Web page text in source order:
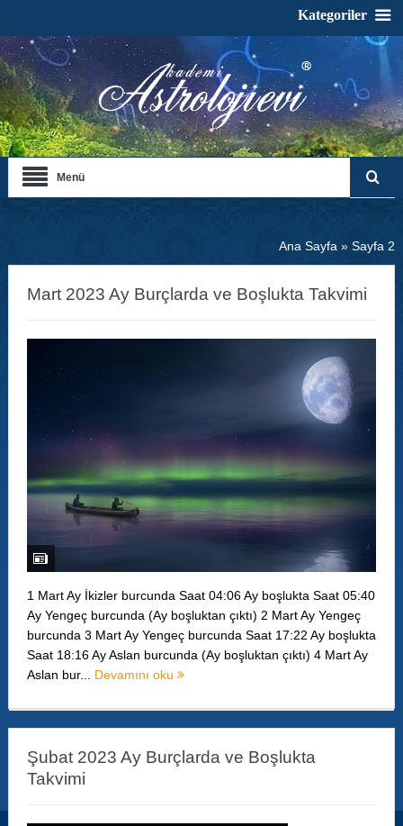
Menü
Ana Sayfa »Sayfa 2
Mart 2023 Ay Burçlarda ve Boşlukta Takvimi
1 Mart Ay İkizler burcunda Saat 04:06 Ay boşlukta Saat 05:40
Ay Yengeç burcunda (Ay boşluktan çıktı) 2 Mart Ay Yengeç
burcunda 3 Mart Ay Yengeç burcunda Saat 17:22 Ay boşlukta
Saat 18:16 Ay Aslan burcunda (Ay boşluktan çıktı) 4 Mart Ay
Aslan bur... Devamını oku
Şubat 2023 Ay Burçlarda ve Boşlukta
Takvimi
Kategoriler